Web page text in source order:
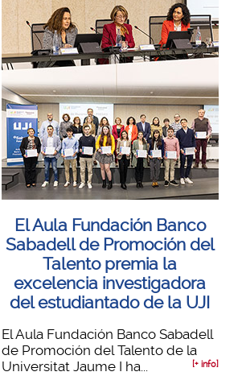
El Aula Fundación Banco
Sabadell de Promoción del
Talento premia la
excelencia investigadora
del estudiantado de la UJI
El Aula Fundación Banco Sabadell
de Promoción del Talento de la
Universitat Jaume I ha...
[+ info]